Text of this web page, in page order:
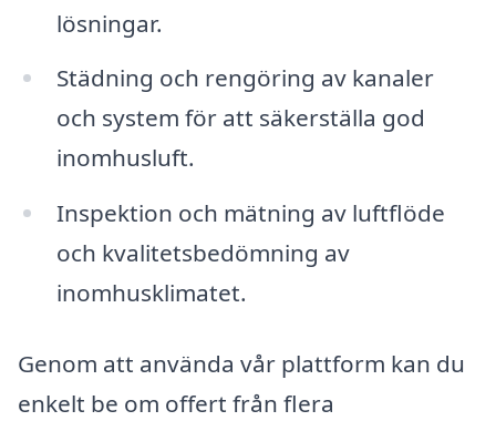
lösningar.
Städning och rengöring av kanaler
och system för att säkerställa god
inomhusluft.
Inspektion och mätning av luftflöde
och kvalitetsbedömning av
inomhusklimatet.
Genom att använda vår plattform kan du
enkelt be om offert från flera